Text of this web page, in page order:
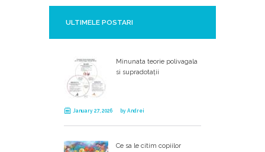
ULTIMELE POSTARI
Minunata teorie polivagala
si supradotații
January 27, 2026 byAndrei
Ce sa le citim copiilor